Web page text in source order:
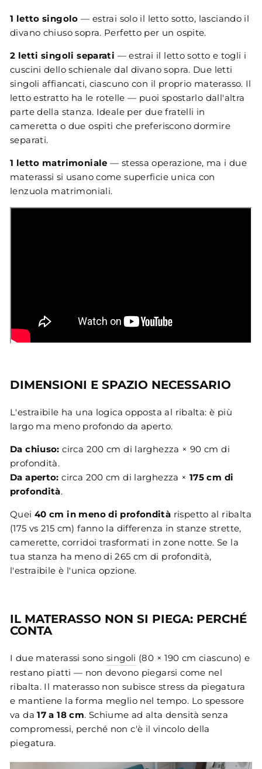
1 letto singolo — estrai solo il letto sotto, lasciando il
divano chiuso sopra. Perfetto per un ospite.
2 letti singoli separati — estrai il letto sotto e togli i
cuscini dello schienale dal divano sopra. Due letti
singoli affiancati, ciascuno con il proprio materasso. Il
letto estratto ha le rotelle — puoi spostarlo dall'altra
parte della stanza. Ideale per due fratelli in
cameretta o due ospiti che preferiscono dormire
separati.
1 letto matrimoniale — stessa operazione, ma i due
materassi si usano come superficie unica con
lenzuola matrimoniali.
DIMENSIONI E SPAZIO NECESSARIO
L'estraibile ha una logica opposta al ribalta: è più
largo ma meno profondo da aperto.
Da chiuso: circa 200 cm di larghezza × 90 cm di
profondità.
Da aperto: circa 200 cm di larghezza × 175 cm di
profondità.
Quei 40 cm in meno di profondità rispetto al ribalta
(175 vs 215 cm) fanno la differenza in stanze strette,
camerette, corridoi trasformati in zone notte. Se la
tua stanza ha meno di 265 cm di profondità,
l'estraibile è l'unica opzione.
IL MATERASSO NON SI PIEGA: PERCHÉ
CONTA
I due materassi sonosingoli (80 × 190 cm ciascuno) e
restano piatti — non devono piegarsi come nel
ribalta. Il materasso non subisce stress da piegatura
e mantiene la forma meglio nel tempo. Lo spessore
va da17 a 18 cm. Schiume ad alta densità senza
compromessi, perché non c'è il vincolo della
piegatura.